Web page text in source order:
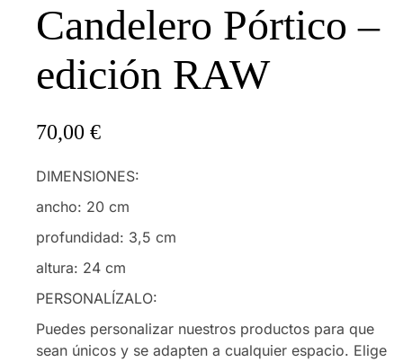
Candelero Pórtico –
edición RAW
70,00 €
DIMENSIONES:
ancho: 20 cm
profundidad: 3,5 cm
altura: 24 cm
PERSONALÍZALO:
Puedes personalizar nuestros productos para que
sean únicos y se adapten a cualquier espacio. Elige